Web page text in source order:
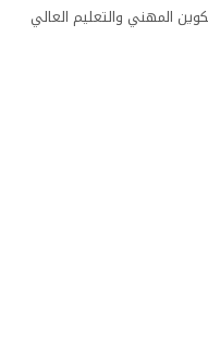
المهني والتعليم العالي